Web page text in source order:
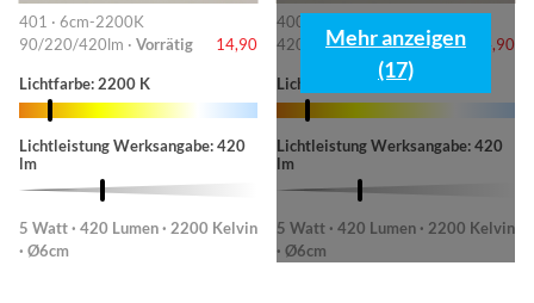
401 · 6cm-2200K
90/220/420lm · Vorrätig 14,90
Lichtfarbe: 2200 K
Lichtleistung Werksangabe: 420
lm
5 Watt · 420 Lumen · 2200 Kelvin
· Ø6cm
400 · Ø 6 cm - 2200K
420lm ·Vorrätig 14,90
Lichtfarbe: 2200 K
Lichtleistung Werksangabe: 420
lm
5 Watt · 420 Lumen · 2200 Kelvin
· Ø6cm
Mehr anzeigen
(17)